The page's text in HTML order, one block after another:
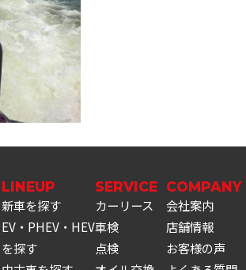
LINEUP
新車を探す
EV・PHEV・HEV
を探す
SERVICE
カーリース
車検
点検
COMPANY
会社案内
店舗情報
お客様の声